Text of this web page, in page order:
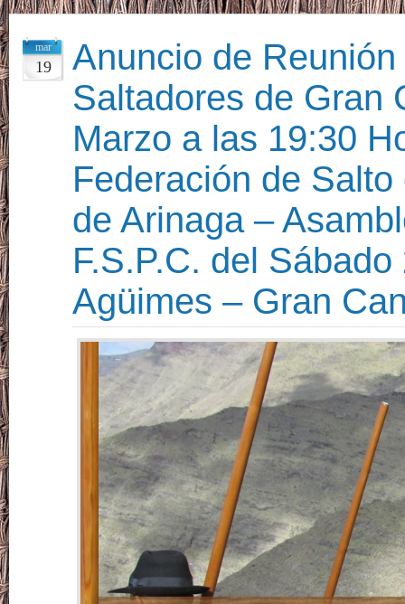
mar
19
Anuncio de
Saltadores de Gran
Marzo a las 19:30
Federación de
de Arinaga –
F.S.P.C. del
Agüimes – Gran